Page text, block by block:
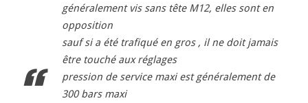
généralement vis sans tête M12, elles sont en
opposition
sauf si a été trafiqué en gros , il ne doit jamais
être touché aux réglages
pression de service maxi est généralement de
300 bars maxi